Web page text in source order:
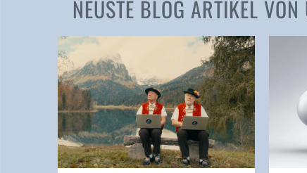
NEUSTE BLOG ARTIKEL VON